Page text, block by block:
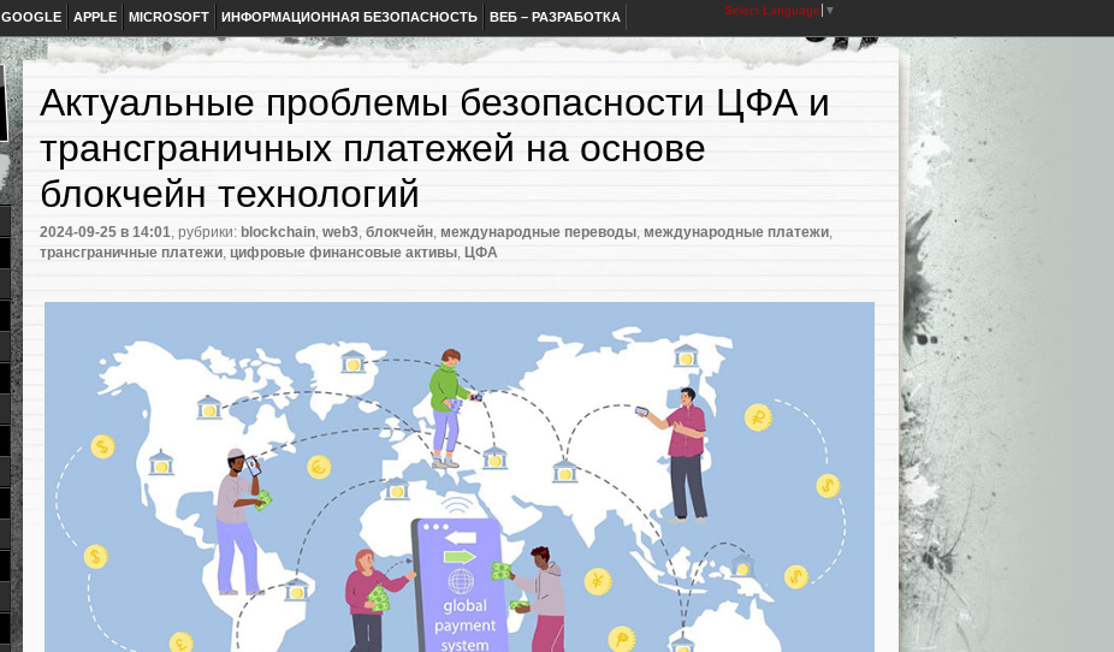
GOOGLE APPLE MICROSOFT ИНФОРМАЦИОННАЯ БЕЗОПАСНОСТЬ ВЕБ – РАЗРАБОТКА Select Language ▼
Актуальные проблемы безопасности ЦФА и
трансграничных платежей на основе
блокчейн технологий
2024-09-25 в 14:01, рубрики: blockchain, web3, блокчейн, международные переводы, международные платежи,
трансграничные платежи, цифровые финансовые активы, ЦФА